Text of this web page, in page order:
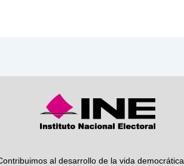
al desarrollo de la vida democrática